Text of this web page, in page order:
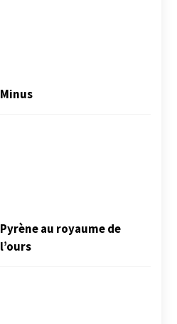
Minus
Pyrène au royaume de
l’ours